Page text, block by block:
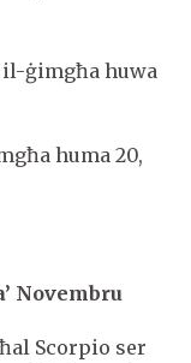
ġimgħa huwa
huma 20,
Novembru
Scorpio ser